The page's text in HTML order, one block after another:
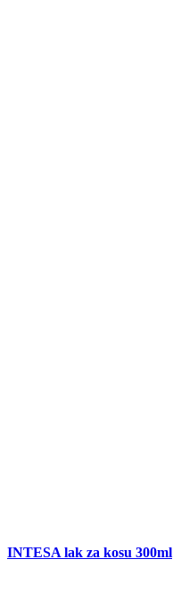
INTESA lak za kosu 300ml